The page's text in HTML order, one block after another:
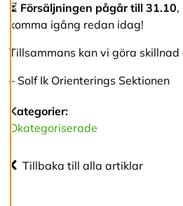
e
p
t
e
r
a
l
a
c
o
k
⏳ Försäljningen pågår till 31.10,
komma igång redan idag!
Tillsammans kan vi göra
– Solf Ik Orienterings Sektionen
Kategorier:
Okategoriserade
Tillbaka till alla artiklar